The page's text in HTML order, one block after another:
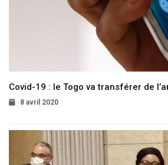
Covid-19 : le Togo va transférer de
8 avril 2020